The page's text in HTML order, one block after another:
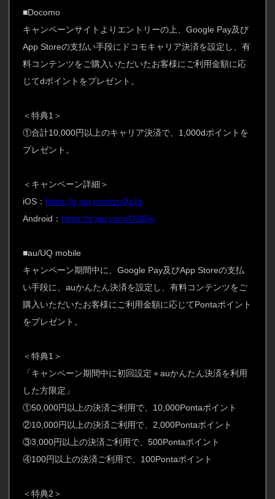
■Docomo
キャンペーンサイトよりエントリーの上、Google Pay及び
App Storeの支払い手段にドコモキャリア決済を設定し、有
料コンテンツをご購入いただいたお客様にご利用金額に応
じてdポイントをプレゼント。
＜特典1＞
①合計10,000円以上のキャリア決済で、1,000dポイントを
プレゼント。
＜キャンペーン詳細＞
iOS： https://g.igg.com/znQz2q
Android： https://g.igg.com/O3iGjs
■au/UQ mobile
キャンペーン期間中に、Google Pay及びApp Storeの支払
い手段に、auかんたん決済を設定し、有料コンテンツをご
購入いただいたお客様にご利用金額に応じてPontaポイント
をプレゼント。
＜特典1＞
「キャンペーン期間中に初回設定＋auかんたん決済を利用
した方限定」
①50,000円以上の決済ご利用で、10,000Pontaポイント
②10,000円以上の決済ご利用で、2,000Pontaポイント
③3,000円以上の決済ご利用で、500Pontaポイント
④100円以上の決済ご利用で、100Pontaポイント
＜特典2＞